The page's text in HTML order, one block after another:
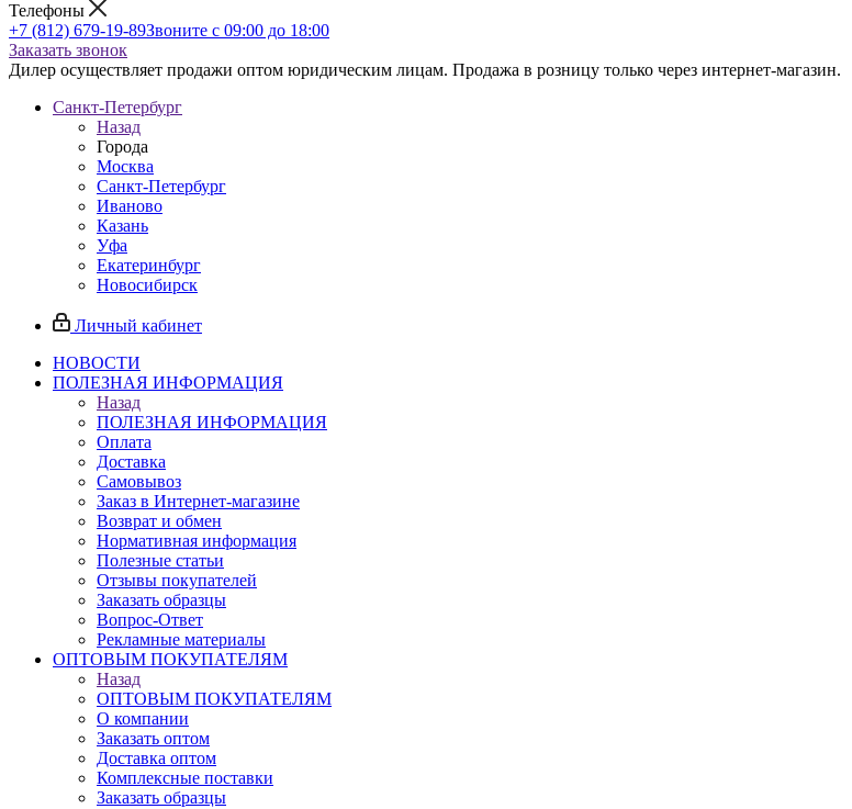
Телефоны
+7 (812) 679-19-89Звоните с 09:00 до 18:00
Заказать звонок
Дилер осуществляет продажи оптом юридическим лицам. Продажа в розницу только через интернет-магазин.
Санкт-Петербург
Назад
Города
Москва
Санкт-Петербург
Иваново
Казань
Уфа
Екатеринбург
Новосибирск
Личный кабинет
НОВОСТИ
ПОЛЕЗНАЯ ИНФОРМАЦИЯ
Назад
ПОЛЕЗНАЯ ИНФОРМАЦИЯ
Оплата
Доставка
Самовывоз
Заказ в Интернет-магазине
Возврат и обмен
Нормативная информация
Полезные статьи
Отзывы покупателей
Заказать образцы
Вопрос-Ответ
Рекламные материалы
ОПТОВЫМ ПОКУПАТЕЛЯМ
Назад
ОПТОВЫМ ПОКУПАТЕЛЯМ
О компании
Заказать оптом
Доставка оптом
Комплексные поставки
Заказать образцы